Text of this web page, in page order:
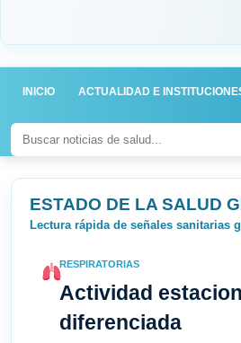
INICIO ACTUALIDAD E
ESTADO DE LA SALUD
Lectura rápida de señales sanitarias
RESPIRATORIAS
Actividad
diferenciada